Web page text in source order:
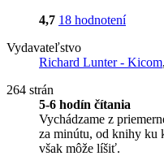
4,7 18 hodnotení
Vydavateľstvo
Richard Lunter - Kicom
264 strán
5-6 hodín čítania
Vychádzame z
za minútu, od knihy ku
však môže líšiť.